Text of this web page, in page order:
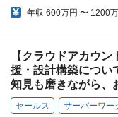
年収 600万円 〜 1200
【クラウドアカウ
援・設計構築につい
知見も磨きながら、
きましょう！
セールス サーバーワー